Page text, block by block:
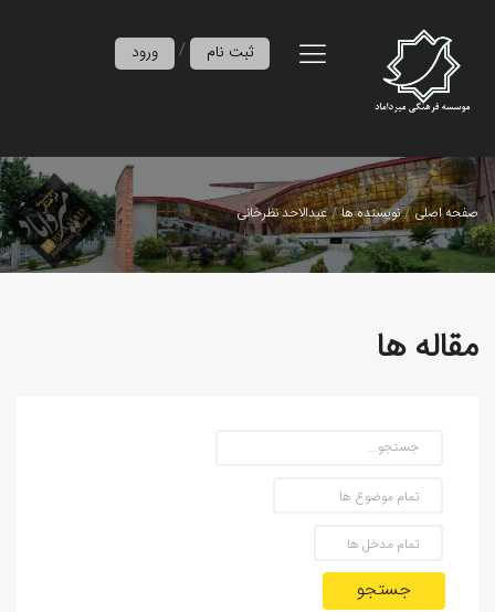
ورود / ثبت نام
صفحه اصلی نویسنده ها عبدالاحد نظرخانی
مقاله ها
جستجو